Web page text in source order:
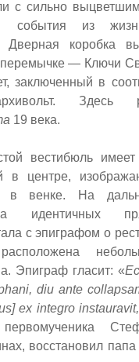
с сильно
события из
Дверная коробка
— Ключи
в
Здесь
19 века.
вестибюль
в центре,
в венке. На
идентичных
с эпиграфом о
Эпиграф гласит: «
diu ante
ex integro
восстановил папа